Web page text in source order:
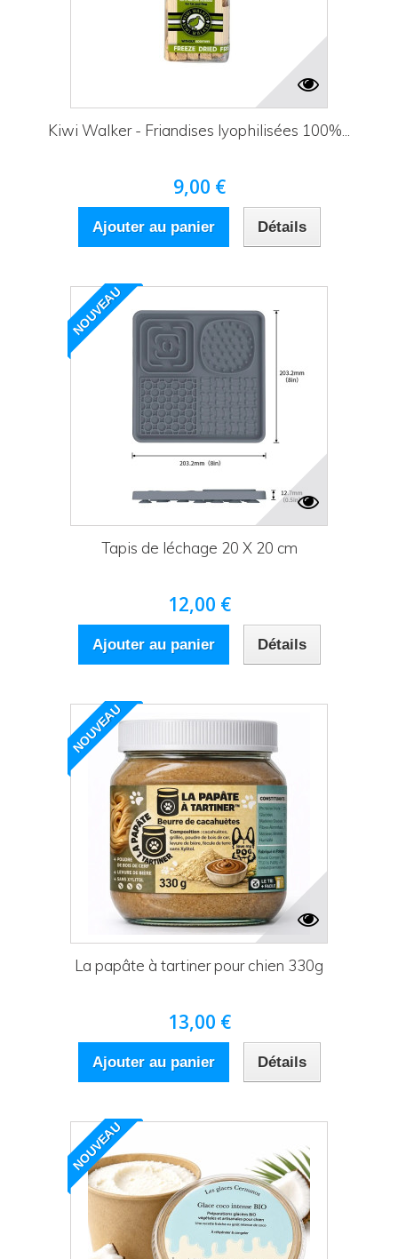
Kiwi Walker - Friandises lyophilisées 100%...
9,00 €
Ajouter au panier Détails
NOUVEAU
Tapis de léchage 20 X 20 cm
12,00 €
Ajouter au panier Détails
NOUVEAU
La papâte à tartiner pour chien 330g
13,00 €
Ajouter au panier Détails
NOUVEAU